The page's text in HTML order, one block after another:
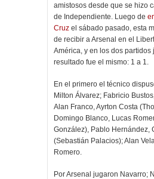
amistosos desde que se hizo
de Independiente. Luego de
Cruz el sábado pasado, esta
de recibir a Arsenal en el
América, y en los dos partidos
resultado fue el mismo: 1 a 1.
En el primero el técnico
Milton Álvarez; Fabricio
Alan Franco, Ayrton Costa
Domingo Blanco, Lucas
González), Pablo Hernández,
(Sebastián Palacios); Alan
Romero.
Por Arsenal jugaron Navarro;